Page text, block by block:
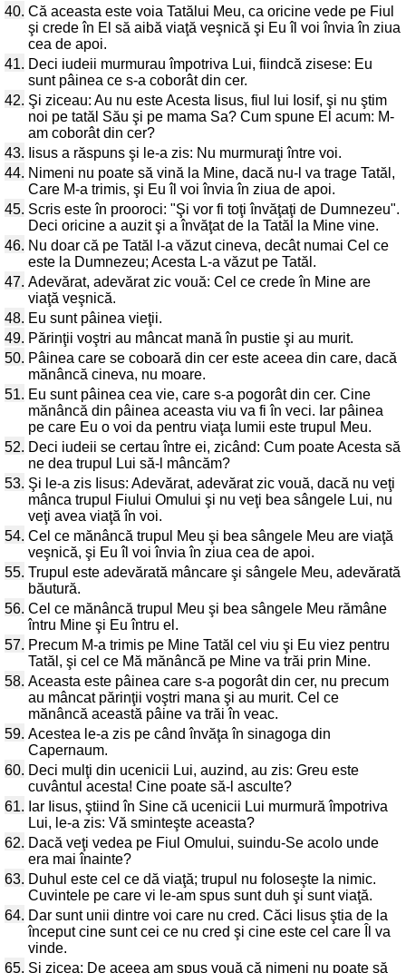
40. Că aceasta este voia Tatălui Meu, ca oricine vede pe Fiul
şi crede în El să aibă viaţă veşnică şi Eu îl voi învia în ziua
cea de apoi.
41. Deci iudeii murmurau împotriva Lui, fiindcă zisese: Eu
sunt pâinea ce s-a coborât din cer.
42. Şi ziceau: Au nu este Acesta Iisus, fiul lui Iosif, şi nu ştim
noi pe tatăl Său şi pe mama Sa? Cum spune El acum: M-
am coborât din cer?
43. Iisus a răspuns şi le-a zis: Nu murmuraţi între voi.
44. Nimeni nu poate să vină la Mine, dacă nu-l va trage Tatăl,
Care M-a trimis, şi Eu îl voi învia în ziua de apoi.
45. Scris este în prooroci: "Şi vor fi toţi învăţaţi de Dumnezeu".
Deci oricine a auzit şi a învăţat de la Tatăl la Mine vine.
46. Nu doar că pe Tatăl l-a văzut cineva, decât numai Cel ce
este la Dumnezeu; Acesta L-a văzut pe Tatăl.
47. Adevărat, adevărat zic vouă: Cel ce crede în Mine are
viaţă veşnică.
48. Eu sunt pâinea vieţii.
49. Părinţii voştri au mâncat mană în pustie şi au murit.
50. Pâinea care se coboară din cer este aceea din care, dacă
mănâncă cineva, nu moare.
51. Eu sunt pâinea cea vie, care s-a pogorât din cer. Cine
mănâncă din pâinea aceasta viu va fi în veci. Iar pâinea
pe care Eu o voi da pentru viaţa lumii este trupul Meu.
52. Deci iudeii se certau între ei, zicând: Cum poate Acesta să
ne dea trupul Lui să-l mâncăm?
53. Şi le-a zis Iisus: Adevărat, adevărat zic vouă, dacă nu veţi
mânca trupul Fiului Omului şi nu veţi bea sângele Lui, nu
veţi avea viaţă în voi.
54. Cel ce mănâncă trupul Meu şi bea sângele Meu are viaţă
veşnică, şi Eu îl voi învia în ziua cea de apoi.
55. Trupul este adevărată mâncare şi sângele Meu, adevărată
băutură.
56. Cel ce mănâncă trupul Meu şi bea sângele Meu rămâne
întru Mine şi Eu întru el.
57. Precum M-a trimis pe Mine Tatăl cel viu şi Eu viez pentru
Tatăl, şi cel ce Mă mănâncă pe Mine va trăi prin Mine.
58. Aceasta este pâinea care s-a pogorât din cer, nu precum
au mâncat părinţii voştri mana şi au murit. Cel ce
mănâncă această pâine va trăi în veac.
59. Acestea le-a zis pe când învăţa în sinagoga din
Capernaum.
60. Deci mulţi din ucenicii Lui, auzind, au zis: Greu este
cuvântul acesta! Cine poate să-l asculte?
61. Iar Iisus, ştiind în Sine că ucenicii Lui murmură împotriva
Lui, le-a zis: Vă sminteşte aceasta?
62. Dacă veţi vedea pe Fiul Omului, suindu-Se acolo unde
era mai înainte?
63. Duhul este cel ce dă viaţă; trupul nu foloseşte la nimic.
Cuvintele pe care vi le-am spus sunt duh şi sunt viaţă.
64. Dar sunt unii dintre voi care nu cred. Căci Iisus ştia de la
început cine sunt cei ce nu cred şi cine este cel care Îl va
vinde.
65. Şi zicea: De aceea am spus vouă că nimeni nu poate să